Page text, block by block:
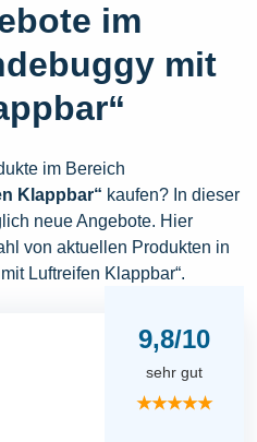
im
mit
im Bereich
Klappbar“ kaufen? In dieser
neue Angebote. Hier
von aktuellen Produkten in
Luftreifen Klappbar“.
9,8/10
sehr gut
★★★★★